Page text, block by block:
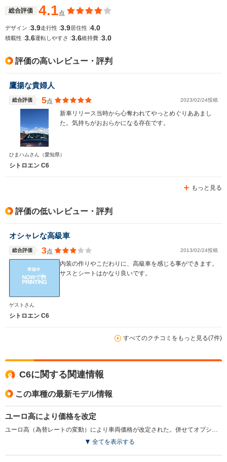
燃費
総合評価 4.1点
デザイン :3.9走行性 :3.9居住性 :4.0
積載性 :3.6運転しやすさ :3.6維持費 :3.0
評価の高いレビュー・評判
鷹揚な貴婦人
総合評価 5点 2023/02/24投稿
新車リリース当時から心奪われてやっとめぐりああまし
た。気持ちがおおらかになる存在です。
ひまハムさん （愛知県）
シトロエン C6
もっと見る
評価の低いレビュー・評判
オシャレな高級車
総合評価 3点 2013/02/24投稿
内装の作りやこだわりに、高級車を感じる事ができます。
サスとシートはかなり良いです。
ゲストさん
シトロエン C6
すべてのクチコミをもっと見る(7件)
C6に関する関連情報
この車種の最新モデル情報
ユーロ高により価格を改定
ユーロ高（為替レートの変動）により車両価格が改定された。併せてオプションのラウンジパッケージの価格も改定されている。（2007.12）
全てを表示する